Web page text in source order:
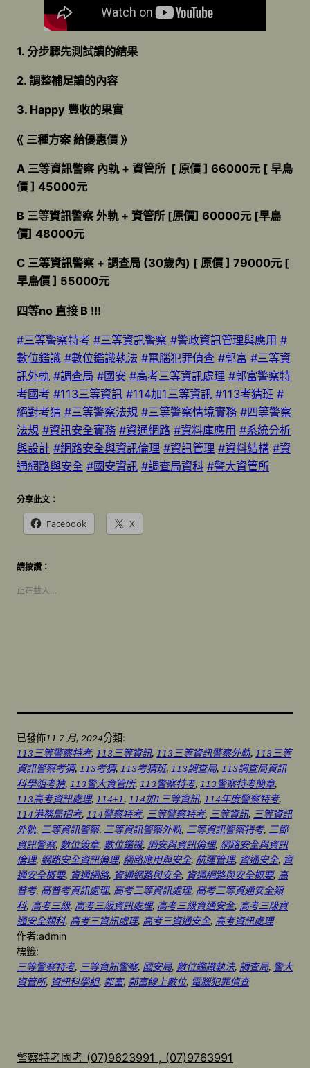
1. 分步驟先測試讀的結果
2. 調整補足讀的內容
3. Happy 豐收的果實
⟪ 三種方案 給優惠價 ⟫
A 三等資訊警察 內軌 + 資管所 [ 原價 ] 66000元 [ 早鳥
價 ] 45000元
B 三等資訊警察 外軌 + 資管所 [原價] 60000元 [早鳥
價] 48000元
C 三等資訊警察 + 調查局 (30歲內) [ 原價 ] 79000元 [
早鳥價 ] 55000元
四等no 直接 B !!!
#三等警察特考 #三等資訊警察 #警政資訊管理與應用 #
數位鑑識 #數位鑑識執法 #電腦犯罪偵查 #郭富 #三等資
訊外軌 #調查局 #國安 #高考三等資訊處理 #郭富警察特
考國考 #113三等資訊 #114加1三等資訊 #113考猜班 #
絕對考猜 #三等警察法規 #三等警察情境實務 #四等警察
法規 #資訊安全實務 #資通網路 #資料庫應用 #系統分析
與設計 #網路安全與資訊倫理 #資訊管理 #資料結構 #資
通網路與安全 #國安資訊 #調查局資科 #警大資管所
分享此文：
Facebook X
請按讚：
正在載入…
已發佈11 7 月, 2024分類:
113三等警察特考, 113三等資訊, 113三等資訊警察外軌, 113三等
資訊警察考猜, 113考猜, 113考猜班, 113調查局, 113調查局資訊
科學組考猜, 113警大資管所, 113警察特考, 113警察特考簡章
113高考資訊處理, 114+1, 114加1三等資訊, 114年度警察特考
114港務局招考, 114警察特考, 三等警察特考, 三等資訊, 三等資訊
外軌, 三等資訊警察, 三等資訊警察外軌, 三等資訊警察特考, 三鄧
資訊警察, 數位簽章, 數位鑑識, 網安與資訊倫理, 網路安全與資訊
倫理, 網路安全資訊倫理, 網路應用與安全, 航運管理, 資通安全, 資
通安全概要, 資通網路, 資通網路與安全, 資通網路與安全概要, 高
普考, 高普考資訊處理, 高考三等資訊處理, 高考三等資通安全類
科, 高考三級, 高考三級資訊處理, 高考三級資通安全, 高考三級資
通安全類科, 高考三資訊處理, 高考三資通安全, 高考資訊處理
作者:admin
標籤:
三等警察特考, 三等資訊警察, 國安局, 數位鑑識執法, 調查局, 警大
資管所, 資訊科學組, 郭富, 郭富線上數位, 電腦犯罪偵查
警察特考國考 (07)9623991 , (07)9763991